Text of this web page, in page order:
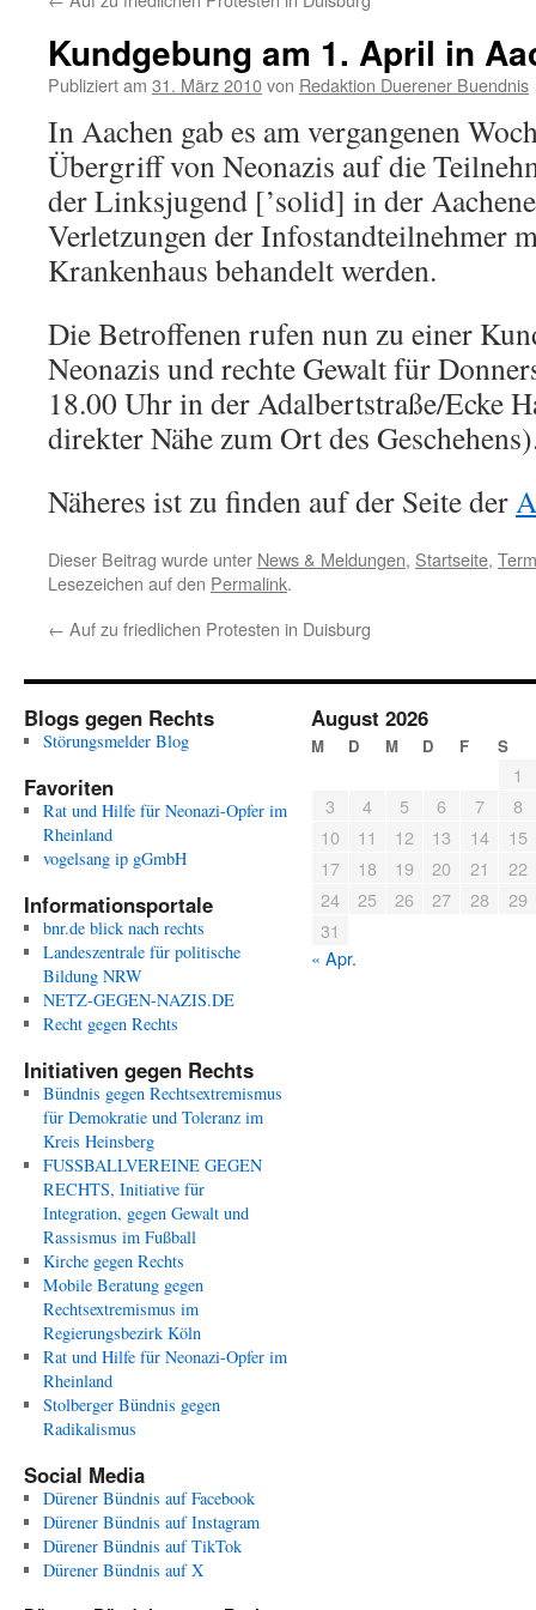
Kundgebung am 1. April in
Publiziert am 31. März 2010von Redaktion Duerener Buendnis
In Aachen gab es am vergangenen
Übergriff von Neonazis auf die
der Linksjugend [’solid] in der
Verletzungen der Infostandteilnehmer
Krankenhaus behandelt werden.
Die Betroffenen rufen nun zu einer
Neonazis und rechte Gewalt für
18.00 Uhr in der Adalbertstraße/Ecke
direkter Nähe zum Ort des
Näheres ist zu finden auf der Seite der
Dieser Beitrag wurde unter News & Meldungen, Startseite,
Lesezeichen auf den Permalink.
← Auf zu friedlichen Protesten in Duisburg
Blogs gegen Rechts
Störungsmelder Blog
Favoriten
Rat und Hilfe für Neonazi-Opfer im
Rheinland
vogelsang ip gGmbH
Informationsportale
bnr.de blick nach rechts
Landeszentrale für politische
Bildung NRW
NETZ-GEGEN-NAZIS.DE
Recht gegen Rechts
Initiativen gegen Rechts
Bündnis gegen Rechtsextremismus
für Demokratie und Toleranz im
Kreis Heinsberg
FUSSBALLVEREINE GEGEN
RECHTS, Initiative für
Integration, gegen Gewalt und
Rassismus im Fußball
Kirche gegen Rechts
Mobile Beratung gegen
Rechtsextremismus im
Regierungsbezirk Köln
Rat und Hilfe für Neonazi-Opfer im
Rheinland
Stolberger Bündnis gegen
Radikalismus
Social Media
Dürener Bündnis auf Facebook
Dürener Bündnis auf Instagram
Dürener Bündnis auf TikTok
Dürener Bündnis auf X
August 2026
M D M D F S
1
3
4 5 6 7
8
10
11 12 13 14
15
17
18 19 20 21
22
24
25 26 27 28
29
31
« Apr.